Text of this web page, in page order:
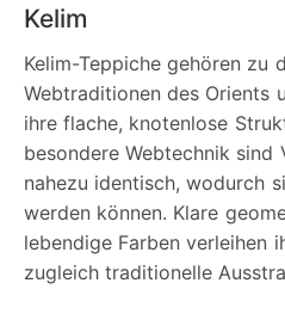
Kelim
Kelim-Teppiche gehören zu
Webtraditionen des Orients
ihre flache, knotenlose
besondere Webtechnik sind
nahezu identisch, wodurch
werden können. Klare
lebendige Farben verleihen
zugleich traditionelle